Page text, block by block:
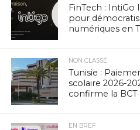
FinTech : IntiGo
pour
numériques en
NON CLASSÉ
Tunisie :
scolaire 2026-
confirme la BCT
EN BREF